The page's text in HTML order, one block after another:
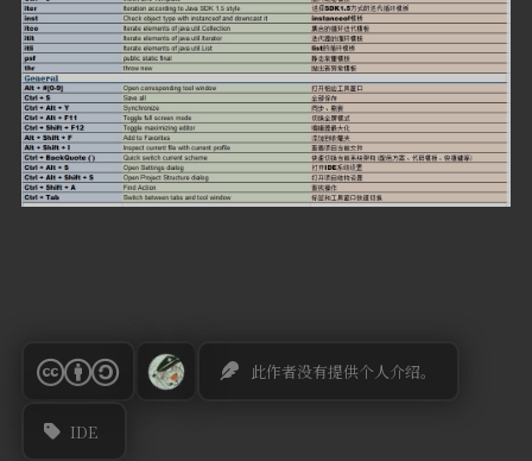
此作者没有提供个人介绍。
IDE